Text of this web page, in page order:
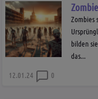
Zombies
bilden
das...
12.01.24
0